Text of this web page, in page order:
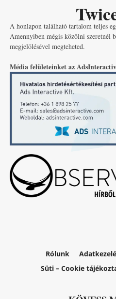
A honlapon található tartalom teljes
Amennyiben mégis közölni szeretnél
megjelölésével megteheted.
Média felületeinket az
Rólunk
Süti – Cookie